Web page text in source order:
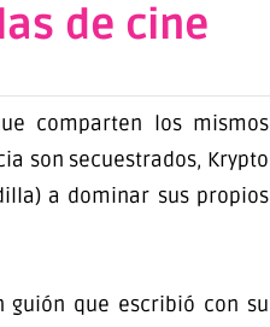
de cine
comparten los mismos
son secuestrados, Krypto
a dominar sus propios
guión que escribió con su